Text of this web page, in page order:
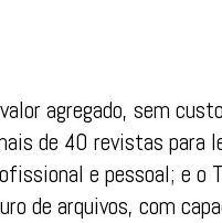
agregado, sem
de 40 revistas para
e pessoal; e o
de arquivos, com